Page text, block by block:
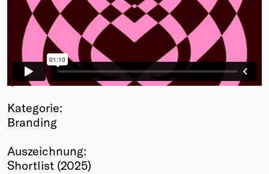
Events
Upcoming
Past
Membership
Info
Young Creatives
Friends of Creativity
Winners
2026
1/11
Kategorie:
Branding
Auszeichnung:
Shortlist (2025)